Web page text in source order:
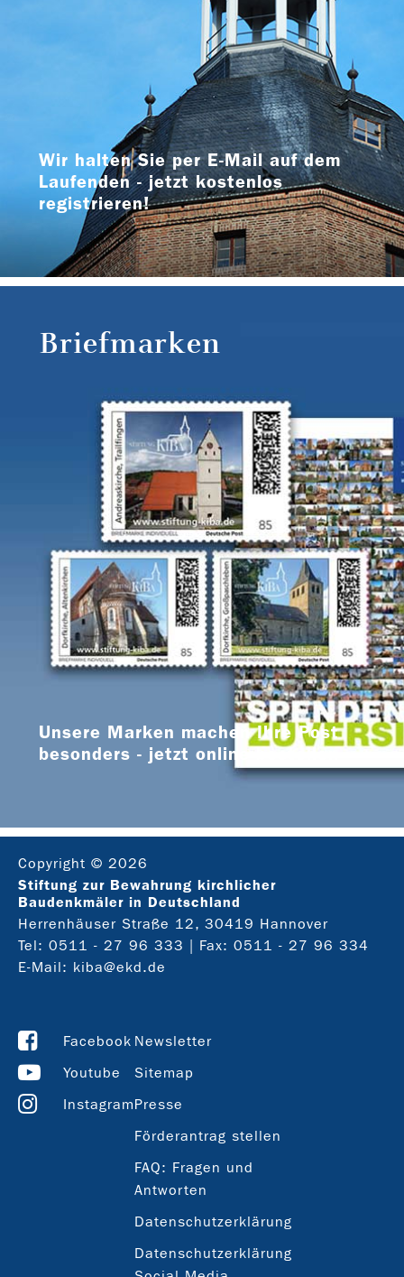
Wir halten Sie per E-Mail auf dem
Laufenden - jetzt kostenlos
registrieren!
Briefmarken
Unsere Marken machen Ihre Post
besonders - jetzt online bestellen
Copyright © 2026
Stiftung zur Bewahrung kirchlicher
Baudenkmäler in Deutschland
Herrenhäuser Straße 12, 30419 Hannover
Tel: 0511 - 27 96 333 | Fax: 0511 - 27 96 334
E-Mail: kiba@ekd.de
Facebook
Youtube
Instagram
Newsletter
Sitemap
Presse
Förderantrag stellen
FAQ: Fragen und
Antworten
Datenschutzerklärung
Datenschutzerklärung